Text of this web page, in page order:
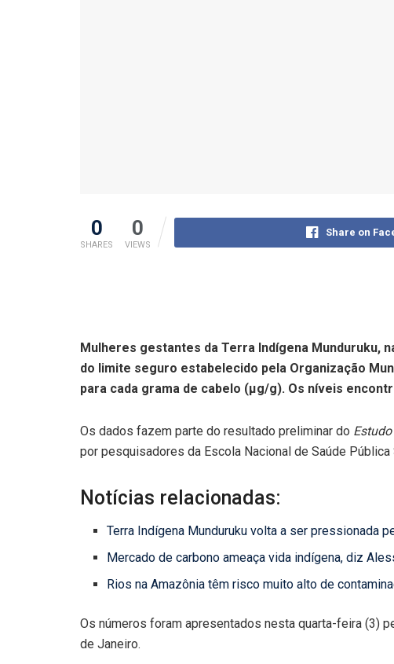
0
SHARES
0
VIEWS
Share on
Mulheres gestantes da Terra Indígena Munduruku,
do limite seguro estabelecido pela Organização
para cada grama de cabelo (µg/g). Os níveis
Os dados fazem parte do resultado preliminar do
por pesquisadores da Escola Nacional de Saúde
Notícias relacionadas:
Terra Indígena Munduruku volta a ser pressionada
Mercado de carbono ameaça vida indígena, diz
Rios na Amazônia têm risco muito alto de
Os números foram apresentados nesta quarta-feira (3)
de Janeiro.